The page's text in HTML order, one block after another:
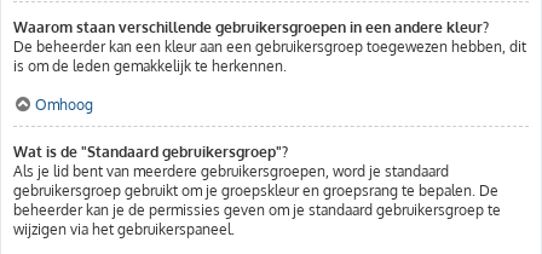
Waarom staan verschillende gebruikersgroepen in een andere kleur?
De beheerder kan een kleur aan een gebruikersgroep toegewezen hebben, dit
is om de leden gemakkelijk te herkennen.
Omhoog
Wat is de "Standaard gebruikersgroep"?
Als je lid bent van meerdere gebruikersgroepen, word je standaard
gebruikersgroep gebruikt om je groepskleur en groepsrang te bepalen. De
beheerder kan je de permissies geven om je standaard gebruikersgroep te
wijzigen via het gebruikerspaneel.